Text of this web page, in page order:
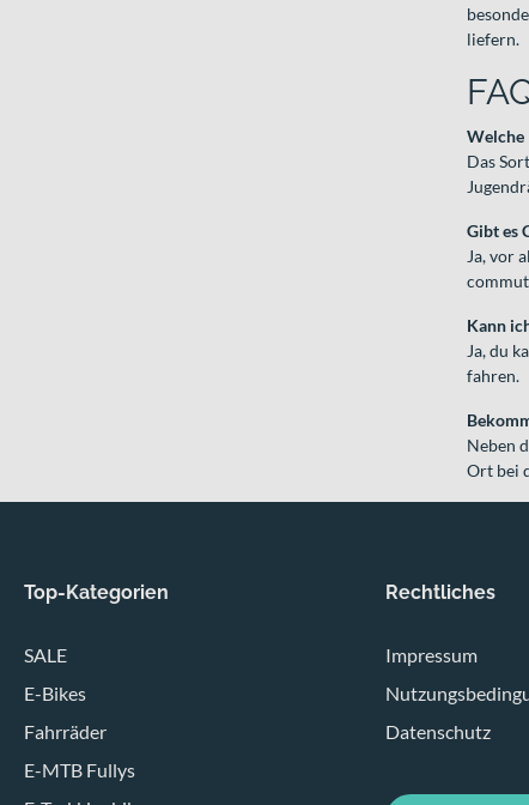
liefern.
Welche
Das
Gibt es
Ja, vor
Kann
Ja, du
fahren.
Neben
Ort bei
Top-Kategorien
SALE
E-Bikes
Fahrräder
E-MTB Fullys
Rechtliches
Impressum
Datenschutz